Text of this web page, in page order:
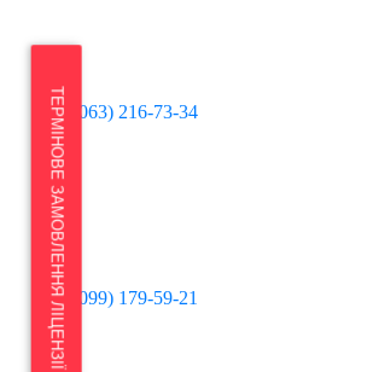
+38 (063) 216-73-34
+38 (099) 179-59-21
ТЕРМІНОВЕ ЗАМОВЛЕННЯ ЛІЦЕНЗІЇ